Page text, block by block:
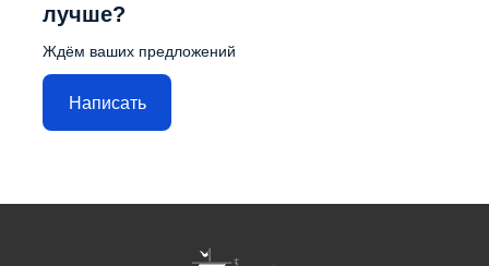
лучше?
Ждём ваших предложений
Написать